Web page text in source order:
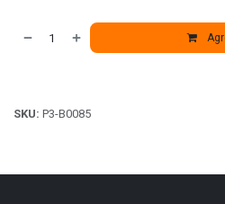
SKU: P3-B0085